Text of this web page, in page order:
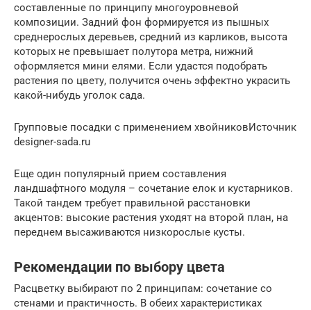
составленные по принципу многоуровневой
композиции. Задний фон формируется из пышных
среднерослых деревьев, средний из карликов, высота
которых не превышает полутора метра, нижний
оформляется мини елями. Если удастся подобрать
растения по цвету, получится очень эффектно украсить
какой-нибудь уголок сада.
Групповые посадки с применением хвойниковИсточник
designer-sada.ru
Еще один популярный прием составления
ландшафтного модуля – сочетание елок и кустарников.
Такой тандем требует правильной расстановки
акцентов: высокие растения уходят на второй план, на
переднем высаживаются низкорослые кусты.
Рекомендации по выбору цвета
Расцветку выбирают по 2 принципам: сочетание со
стенами и практичность. В обеих характеристиках